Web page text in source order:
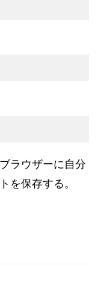
ラウザーに自分
を保存する。